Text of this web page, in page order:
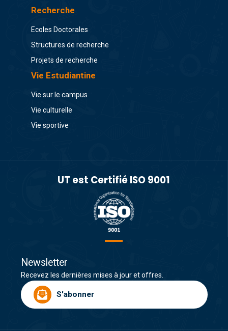
Recherche
Ecoles Doctorales
Structures de recherche
Projets de recherche
Vie Estudiantine
Vie sur le campus
Vie culturelle
Vie sportive
UT est Certifié ISO 9001
Newsletter
Recevez les dernières mises à jour et offres.
S'abonner